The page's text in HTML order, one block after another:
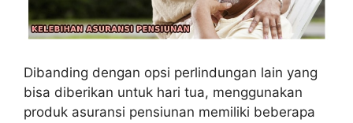
Dibanding dengan opsi perlindungan lain yang
bisa diberikan untuk hari tua, menggunakan
produk asuransi pensiunan memiliki beberapa